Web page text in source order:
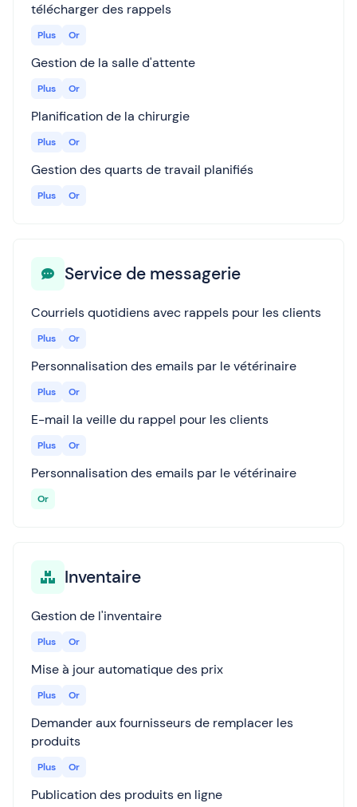
télécharger des rappels
Plus Or
Gestion de la salle d'attente
Plus Or
Planification de la chirurgie
Plus Or
Gestion des quarts de travail planifiés
Plus Or
Service de messagerie
Courriels quotidiens avec rappels pour les clients
Plus Or
Personnalisation des emails par le vétérinaire
Plus Or
E-mail la veille du rappel pour les clients
Plus Or
Personnalisation des emails par le vétérinaire
Or
Inventaire
Gestion de l'inventaire
Plus Or
Mise à jour automatique des prix
Plus Or
Demander aux fournisseurs de remplacer les
produits
Plus Or
Publication des produits en ligne